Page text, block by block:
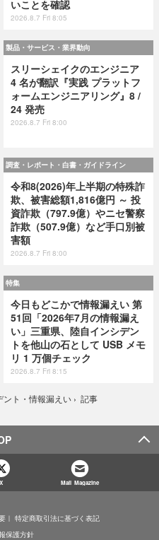
いことを確認
2026.8.7 Fri 8:05
製品・サービス・業界動向
スリーシェイクのエンジニア
4 名が翻訳『実践 プラットフ
ォームエンジニアリング』8 /
24 発売
2026.8.7 Fri 8:00
調査・レポート・白書・ガイドライン
令和8(2026)年上半期の特殊詐
欺、被害総額1,816億円 ～ 投
資詐欺（797.9億）やニセ警察
詐欺（507.9億）など手口別被
害額
2026.8.7 Fri 8:00
特集
今日もどこかで情報漏えい 第
51回「2026年7月の情報漏え
い」三重県、陸自インシデン
トを他山の石として USB メモ
リ 1 万個チェック
2026.8.7 Fri 8:15
ント・情報漏えい › 記事
X Mail Magazine
特定商取引法に基づく表記
保護方針